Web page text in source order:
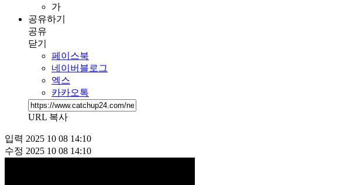
가
공유하기
공유
닫기
페이스북
네이버블로그
엑스
카카오톡
URL 복사
입력 2025 10 08 14:10
수정 2025 10 08 14:10